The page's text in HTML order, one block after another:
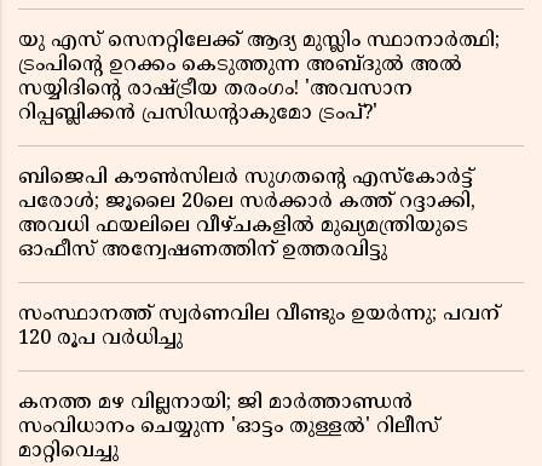
യു എസ് സെനറ്റിലേക്ക് ആദ്യ മുസ്ലിം സ്ഥാനാർത്ഥി;
ട്രംപിന്റെ ഉറക്കം കെടുത്തുന്ന അബ്ദുൽ അൽ
സയ്യിദിന്റെ രാഷ്ട്രീയ തരംഗം! 'അവസാന
റിപ്പബ്ലിക്കൻ പ്രസിഡന്റാകുമോ ട്രംപ്?'
ബിജെപി കൗൺസിലർ സുഗതന്റെ എസ്‌കോർട്ട്
പരോൾ; ജൂലൈ 20ലെ സർക്കാർ കത്ത് റദ്ദാക്കി,
അവധി ഫയലിലെ വീഴ്ചകളിൽ മുഖ്യമന്ത്രിയുടെ
ഓഫീസ് അന്വേഷണത്തിന് ഉത്തരവിട്ടു
സംസ്ഥാനത്ത് സ്വര്‍ണവില വീണ്ടും ഉയർന്നു; പവന്
120 രൂപ വര്‍ധിച്ചു
കനത്ത മഴ വില്ലനായി; ജി മാർത്താണ്ഡൻ
സംവിധാനം ചെയ്യുന്ന 'ഓട്ടം തുള്ളൽ' റിലീസ്
മാറ്റിവെച്ചു